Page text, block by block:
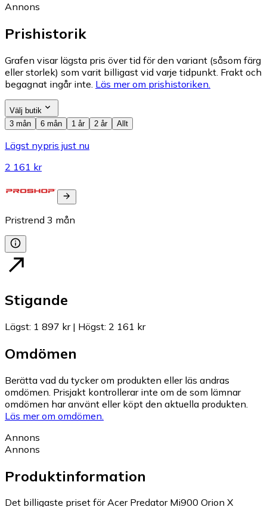
Annons
Prishistorik
Grafen visar lägsta pris över tid för den variant (såsom färg
eller storlek) som varit billigast vid varje tidpunkt. Frakt och
begagnat ingår inte. Läs mer om prishistoriken.
Välj butik
3 mån
6 mån 1 år 2 år Allt
Lägst nypris just nu
2 161 kr
Pristrend 3 mån
Stigande
Lägst: 1 897 kr| Högst: 2 161 kr
Omdömen
Berätta vad du tycker om produkten eller läs andras
omdömen. Prisjakt kontrollerar inte om de som lämnar
omdömen har använt eller köpt den aktuella produkten.
Läs mer om omdömen.
Annons
Annons
Produktinformation
Det billigaste priset för Acer Predator Mi900 Orion X